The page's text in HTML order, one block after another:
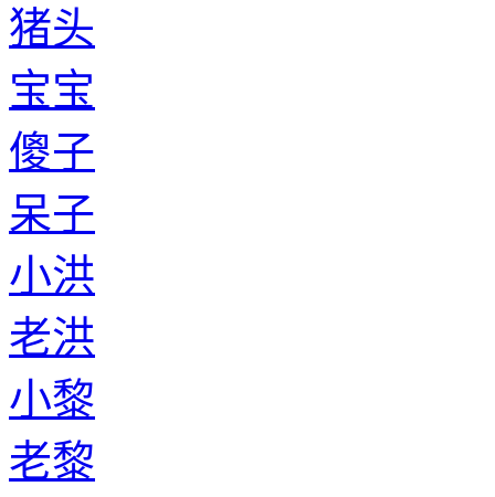
猪头
宝宝
傻子
呆子
小洪
老洪
小黎
老黎